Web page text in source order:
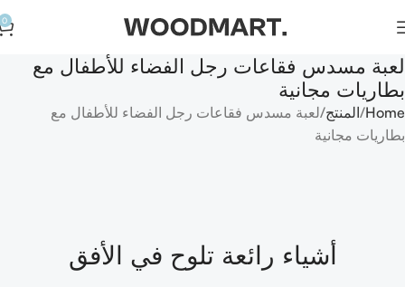
0
لعبة مسدس فقاعات رجل الفضاء للأطفال مع
بطاريات مجانية
Home المنتج لعبة مسدس فقاعات رجل الفضاء للأطفال مع
بطاريات مجانية
أشياء رائعة تلوح في الأفق